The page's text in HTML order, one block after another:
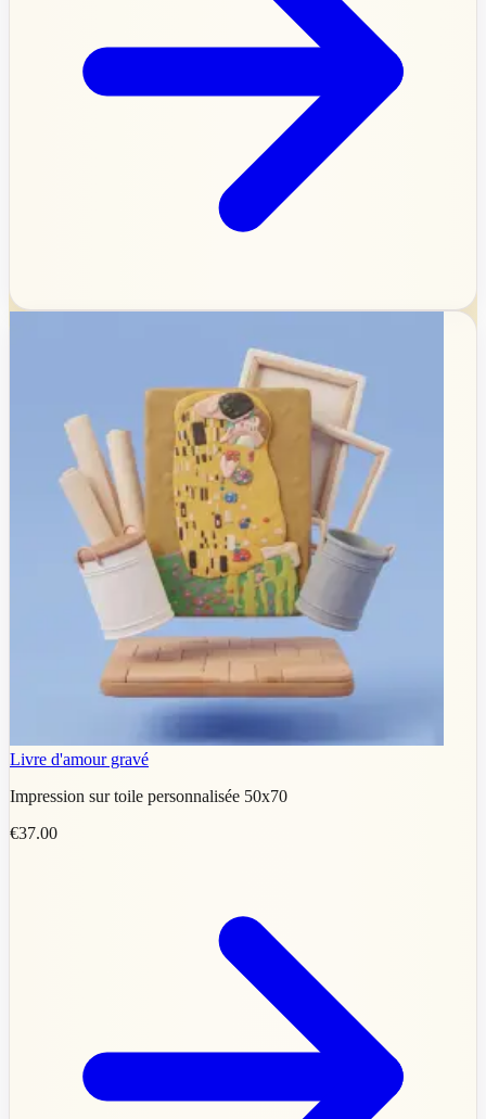
Livre d'amour gravé
Impression sur toile personnalisée 50x70
€37.00